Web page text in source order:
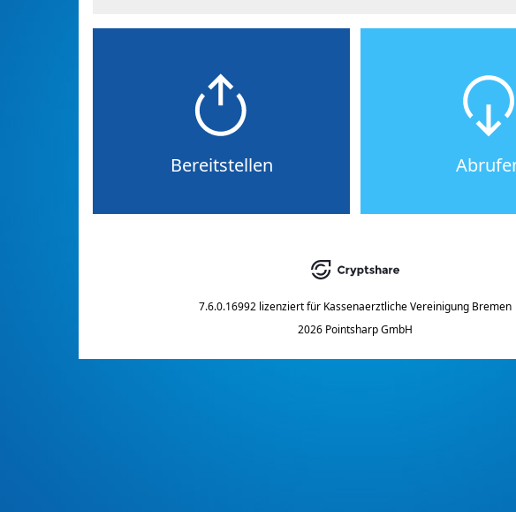
Bereitstellen
7.6.0.16992 lizenziert für Kassenaerztliche Vereinigung Bremen
2026 Pointsharp GmbH